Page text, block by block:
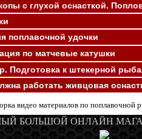
с глухой оснасткой.
поплавочной удочки
по матчевые катушки
Подготовка к штекерной
работать живцовая
видео материалов по
БОЛЬШОЙ ОНЛАЙН